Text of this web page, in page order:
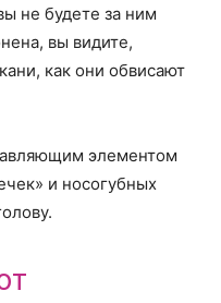
не будете за ним
вы видите,
как они обвисают
элементом
и носогубных